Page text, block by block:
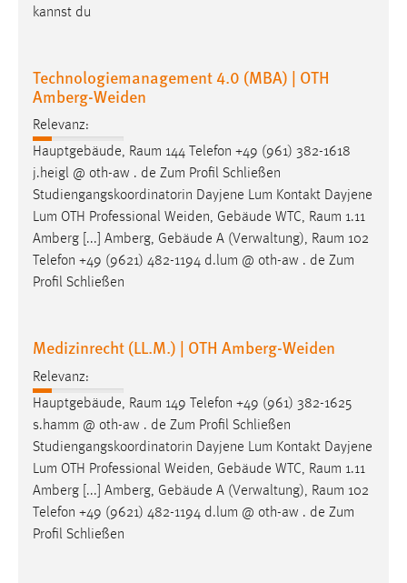
kannst du
Technologiemanagement 4.0 (MBA) | OTH
Amberg-Weiden
Relevanz:
Hauptgebäude, Raum 144 Telefon +49 (961) 382-1618
j.heigl @ oth-aw . de Zum Profil Schließen
Studiengangskoordinatorin Dayjene Lum Kontakt Dayjene
Lum OTH Professional Weiden, Gebäude WTC, Raum 1.11
Amberg [...] Amberg, Gebäude A (Verwaltung), Raum 102
Telefon +49 (9621) 482-1194 d.lum @ oth-aw . de Zum
Profil Schließen
Medizinrecht (LL.M.) | OTH Amberg-Weiden
Relevanz:
Hauptgebäude, Raum 149 Telefon +49 (961) 382-1625
s.hamm @ oth-aw . de Zum Profil Schließen
Studiengangskoordinatorin Dayjene Lum Kontakt Dayjene
Lum OTH Professional Weiden, Gebäude WTC, Raum 1.11
Amberg [...] Amberg, Gebäude A (Verwaltung), Raum 102
Telefon +49 (9621) 482-1194 d.lum @ oth-aw . de Zum
Profil Schließen
gespeichert, ob man eingeloggt ist.
Sprachpräferenz
Name:
site-language-preference
Zweck:
Das Cookie speichert die gewählte Sprache der Website.
Cookie Laufzeit:
Chat
chat-frame-style-5e9dbeb1811c0446
Wird benötigt um die Chatfunktion nutzen zu können.
Cookie Laufzeit:
MibewSessionID, mibew-chat-frame-style-
5e9dbeb1811c0446 = Sitzungslaufzeit, mibew_locale = 3